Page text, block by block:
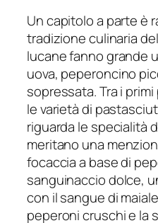
Un capitolo a parte è
tradizione culinaria
lucane fanno grande
uova, peperoncino
sopressata. Tra i
le varietà di
riguarda le specialità
meritano una
focaccia a base di
sanguinaccio dolce,
con il sangue di
peperoni cruschi e la